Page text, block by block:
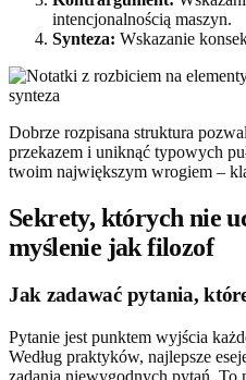
intencjonalnością maszyn.
Synteza: Wskazanie
Dobrze rozpisana struktura
przekazem i uniknąć typowych
twoim największym wrogiem –
Sekrety, których nie
myślenie jak filozof
Jak zadawać pytania,
Pytanie jest punktem wyjścia
Według praktyków, najlepsze